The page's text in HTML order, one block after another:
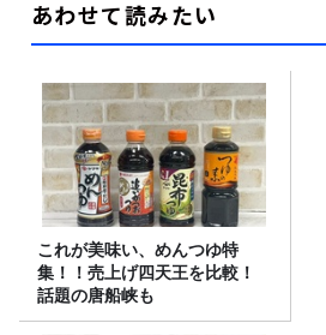
あわせて読みたい
これが美味い、めんつゆ特
集！！売上げ四天王を比較！
話題の唐船峡も